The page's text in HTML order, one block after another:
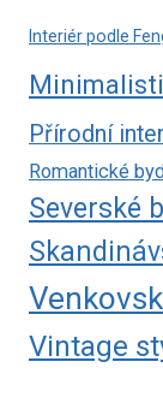
Interiér podle
Přírodní
Romantické
Severské
Vintage